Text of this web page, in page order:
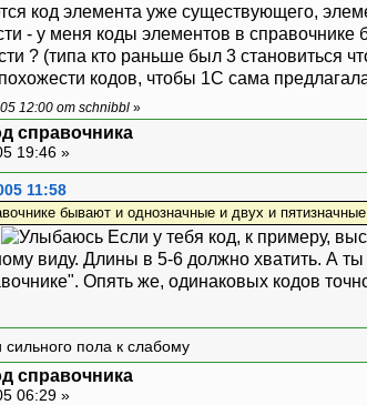
код элемента уже существующего,
- у меня коды элементов в
? (типа кто раньше был 3 становиться
кодов, чтобы 1С сама
12:00 от schnibbl »
справочника
19:46 »
11:58
бывают и однозначные и двух и
Если у тебя код, к примеру,
виду. Длины в 5-6 должно хватить. А
Опять же, одинаковых кодов
пола к слабому
справочника
06:29 »